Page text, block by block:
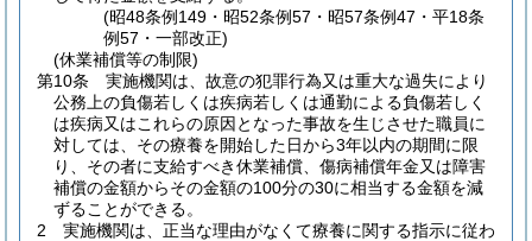
(昭48条例149・昭52条例57・昭57条例47・平18条
例57・一部改正)
(休業補償等の制限)
第10条
実施機関は、故意の犯罪行為又は重大な過失により
公務上の負傷若しくは疾病若しくは通勤による負傷若しく
は疾病又はこれらの原因となった事故を生じさせた職員に
対しては、その療養を開始した日から3年以内の期間に限
り、その者に支給すべき休業補償、傷病補償年金又は障害
補償の金額からその金額の100分の30に相当する金額を減
ずることができる。
2
実施機関は、正当な理由がなくて療養に関する指示に従わ